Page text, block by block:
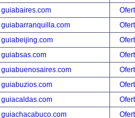
guiabaires.com
guiabarranquilla.com
guiabeijing.com
guiabsas.com
guiabuenosaires.com
guiabuzios.com
guiacaldas.com
guiachacabuco.com